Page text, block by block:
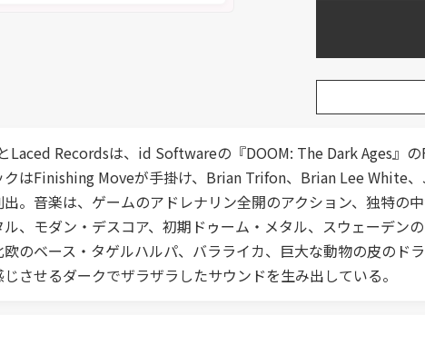
Recordsは、id Softwareの『DOOM: The Dark Ages』
クはFinishing Moveが手掛け、Brian Trifon、Brian Lee White
。音楽は、ゲームのアドレナリン全開のアクション、独特
、モダン・デスコア、初期ドゥーム・メタル、スウェーデ
のベース・タゲルハルパ、バラライカ、巨大な動物の皮の
させるダークでザラザラしたサウンドを生み出している。